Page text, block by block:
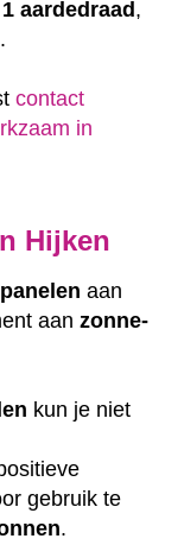
1 aardedraad,
.
contact
in
Hijken
aan
aan zonne-
kun je niet
gebruik te
.